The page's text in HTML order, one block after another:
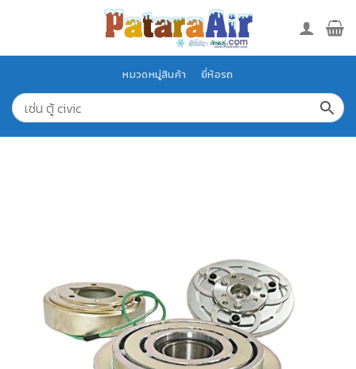
หมวดหมู่สินค้า ยี่ห้อรถ